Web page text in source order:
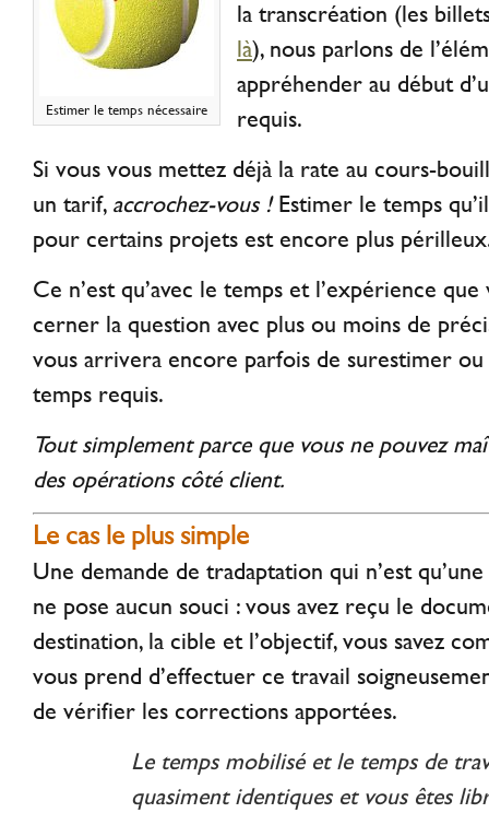
Estimer le temps nécessaire
la transcréation (les
là), nous parlons de
appréhender au début
requis.
Si vous vous mettez déjà la rate au cours-
un tarif, accrochez-vous !Estimer le temps
pour certains projets est encore plus
Ce n’est qu’avec le temps et l’expérience
cerner la question avec plus ou moins de
vous arrivera encore parfois de surestimer
temps requis.
Tout simplement parce que vous ne pouvez
des opérations côté client.
Le cas le plus simple
Une demande de tradaptation qui n’est
ne pose aucun souci : vous avez reçu le
destination, la cible et l’objectif, vous savez
vous prend d’effectuer ce travail
de vérifier les corrections apportées.
Le temps mobilisé et le temps de
quasiment identiques et vous êtes